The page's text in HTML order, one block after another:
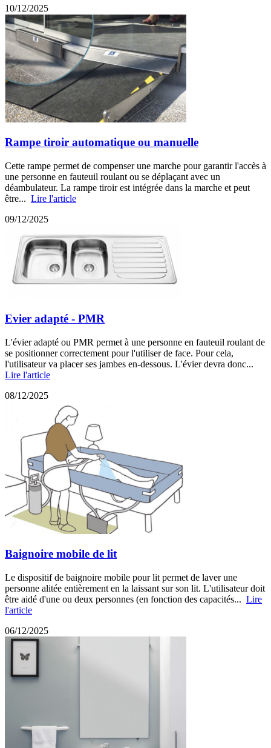
10/12/2025
Rampe tiroir automatique ou manuelle
Cette rampe permet de compenser une marche pour garantir l'accès à
une personne en fauteuil roulant ou se déplaçant avec un
déambulateur. La rampe tiroir est intégrée dans la marche et peut
être... Lire l'article
09/12/2025
Evier adapté - PMR
L'évier adapté ou PMR permet à une personne en fauteuil roulant de
se positionner correctement pour l'utiliser de face. Pour cela,
l'utilisateur va placer ses jambes en-dessous. L'évier devra donc...
Lire l'article
08/12/2025
Baignoire mobile de lit
Le dispositif de baignoire mobile pour lit permet de laver une
personne alitée entièrement en la laissant sur son lit. L'utilisateur doit
être aidé d'une ou deux personnes (en fonction des capacités... Lire
l'article
06/12/2025